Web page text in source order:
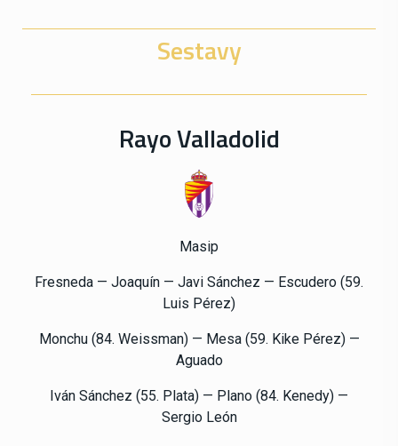
Sestavy
Rayo Valladolid
Masip
Fresneda — Joaquín — Javi Sánchez — Escudero (59.
Luis Pérez)
Monchu (84. Weissman) — Mesa (59. Kike Pérez) —
Aguado
Iván Sánchez (55. Plata) — Plano (84. Kenedy) —
Sergio León